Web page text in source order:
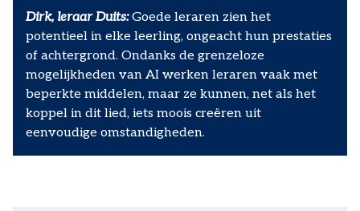
Dirk, leraar Duits:Goede leraren zien het
potentieel in elke leerling, ongeacht hun prestaties
of achtergrond. Ondanks de grenzeloze
mogelijkheden van AI werken leraren vaak met
beperkte middelen, maar ze kunnen, net als het
koppel in dit lied, iets moois creëren uit
eenvoudige omstandigheden.